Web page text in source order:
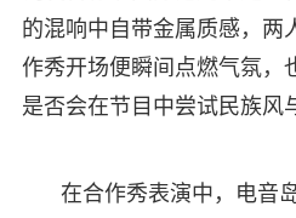
的混响中自带金属质感，两
作秀开场便瞬间点燃气氛，
是否会在节目中尝试民族风
在合作秀表演中，电音